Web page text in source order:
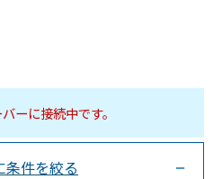
ーに接続中です。
条件を絞る